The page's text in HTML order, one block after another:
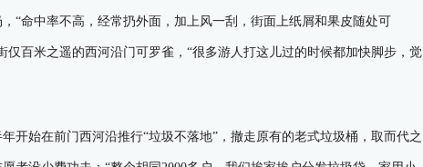
“命中率不高，经常扔外面，加上风一刮，街面上纸屑和果皮随处可
百米之遥的西河沿门可罗雀，“很多游人打这儿过的时候都加快脚步，觉
始在前门西河沿推行“垃圾不落地”，撤走原有的老式垃圾桶，取而代之